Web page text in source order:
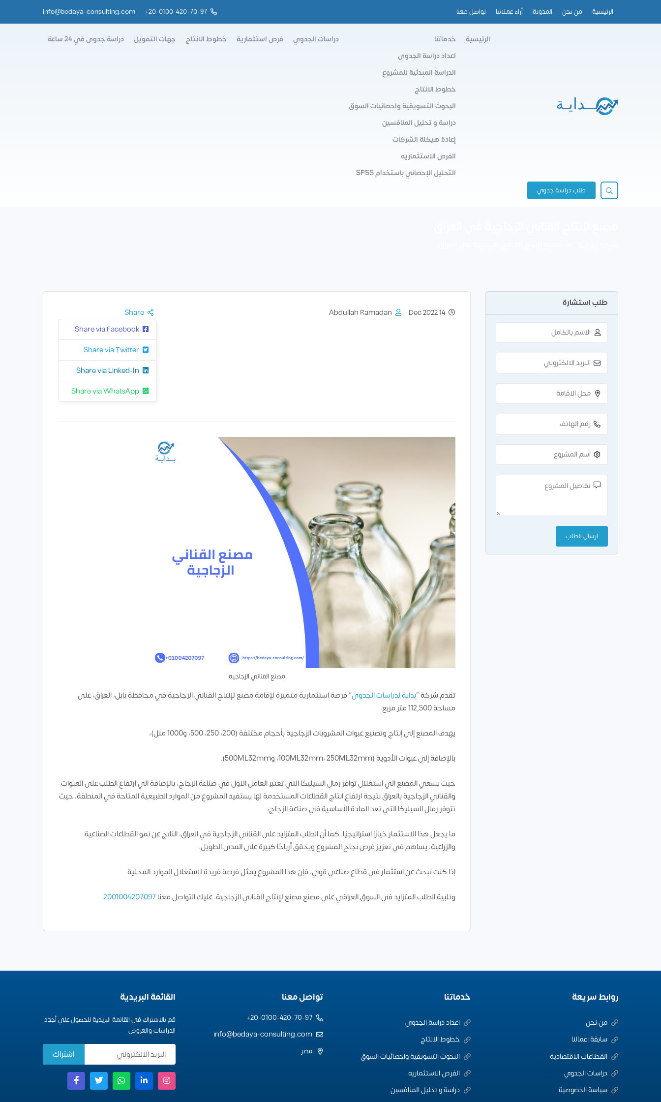
20-0100-420-70-97
+
info@bedaya-consulting.com الرئيسية من نحن المدونة أراء عملائنا تواصل معنا
الرئيسية
خدماتنا
اعداد دراسة الجدوى
الدراسة المبدئية للمشروع
خطوط الانتاج
البحوث التسويقية واحصائيات السوق
دراسة و تحليل المنافسين
إعادة هيكلة الشركات
الفرص الاستثماريه
التحليل الإحصائي باستخدام SPSS
دراسات الجدوي فرص استثمارية خطوط الانتاج جهات التمويل دراسة جدوى في 24 ساعة
طلب دراسة جدوي
14 Dec 2022
Abdullah Ramadan
Share
Share via Facebook
Share via Twitter
Share via Linked-In
Share via WhatsApp
مصنع القناني الزجاجية
تقدم شركة “بداية لدراسات الجدوى” فرصة استثمارية متميزة لإقامة مصنع لإنتاج القناني الزجاجية في محافظة بابل، العراق، على
مساحة 112,500 متر مربع.
يهدف المصنع إلى إنتاج وتصنيع عبوات المشروبات الزجاجية بأحجام مختلفة (200، 250، 500، و1000 ملل)،
بالإضافة إلى عبوات الأدوية (100ML32mm، 250ML32mm، و500ML32mm).
حيث يسعي المصنع الي استغلال توافر رمال السيليكا التي تعتبر العامل الاول في صناعة الزجاج، بالإضافة الي ارتفاع الطلب على العبوات
والقناني الزجاجية بالعراق نتيجة ارتفاع انتاج القطاعات المستخدمة لها يستفيد المشروع من الموارد الطبيعية المتاحة في المنطقة، حيث
تتوفر رمال السيليكا التي تعد المادة الأساسية في صناعة الزجاج،
ما يجعل هذا الاستثمار خيارًا استراتيجيًا. كما أن الطلب المتزايد على القناني الزجاجية في العراق، الناتج عن نمو القطاعات الصناعية
والزراعية، يساهم في تعزيز فرص نجاح المشروع ويحقق أرباحًا كبيرة على المدى الطويل.
إذا كنت تبحث عن استثمار في قطاع صناعي قوي، فإن هذا المشروع يمثل فرصة فريدة لاستغلال الموارد المحلية
وتلبية الطلب المتزايد في السوق العراقي علي مصنع مصنع لإنتاج القناني الزجاجية. عليك التواصل معنا2001004207097
طلب استشارة
روابط سريعة
من نحن
سابقة اعمالنا
القطاعات الاقتصادية
دراسات الجدوي
سياسة الخصوصية
خدماتنا
اعداد دراسة الجدوى
خطوط الانتاج
البحوث التسويقية واحصائيات السوق
الفرص الاستثماريه
دراسة و تحليل المنافسين
تواصل معنا
20-0100-420-70-97+
info@bedaya-consulting.com
مصر
القائمة البريدية
قم بالاشتراك في القائمة البريدية للحصول علي أجدد
الدراسات والعروض